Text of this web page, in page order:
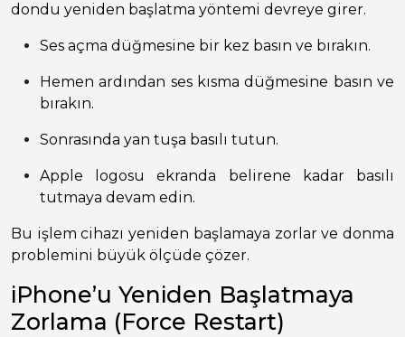
dondu yeniden başlatma yöntemi devreye girer.
Ses açma düğmesine bir kez basın ve bırakın.
Hemen ardından ses kısma düğmesine basın ve
bırakın.
Sonrasında yan tuşa basılı tutun.
Apple logosu ekranda belirene kadar basılı
tutmaya devam edin.
Bu işlem cihazı yeniden başlamaya zorlar ve donma
problemini büyük ölçüde çözer.
iPhone’u Yeniden Başlatmaya
Zorlama (Force Restart)